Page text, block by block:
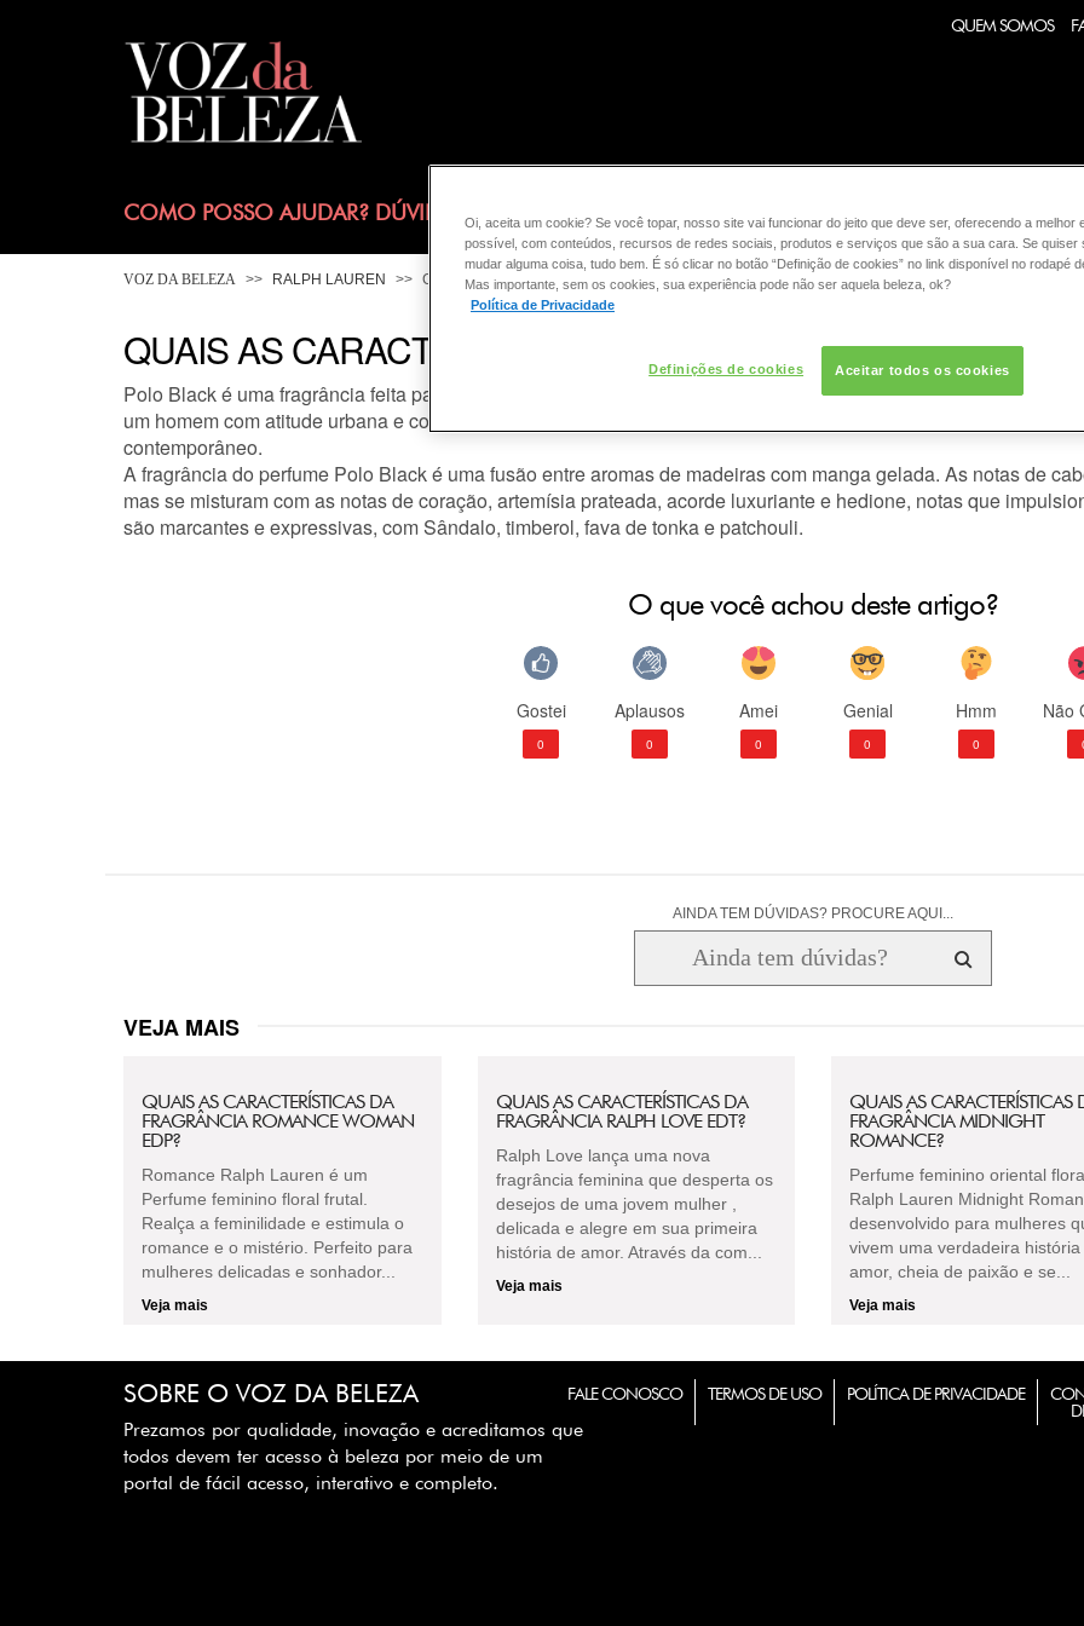
QUEM SOMOS
COMO POSSO AJUDAR? DÚVIDAS SOBRE: FRAGRÂNCIA CONSULTORIA DE PRODUTOS RALPH
VOZ DA BELEZA RALPH LAUREN CONSULTORIA DE PRODUTOS RALPH LAUREN
QUAIS AS CARACTERÍSTICAS DA FRAGRÂNCIA POLO
Polo Black é uma fragrância feita para homens seguros e sofisticados, seguros e modernos. O Perfume Polo
um homem com atitude urbana e confiante. Polo Black explora prazeres e paixões de um homem,
contemporâneo.
A fragrância do perfume Polo Black é uma fusão entre aromas de madeiras com manga gelada. As notas de
mas se misturam com as notas de coração, artemísia prateada, acorde luxuriante e hedione, notas que
são marcantes e expressivas, com Sândalo, timberol, fava de tonka e patchouli.
O que você achou deste artigo?
Gostei
0
Aplausos
0
Amei
0
Genial
0
Hmm
0
Não
AINDA TEM DÚVIDAS? PROCURE AQUI...
VEJA MAIS
QUAIS AS CARACTERÍSTICAS DA
FRAGRÂNCIA ROMANCE WOMAN
EDP?
Romance Ralph Lauren é um
Perfume feminino floral frutal.
Realça a feminilidade e estimula o
romance e o mistério. Perfeito para
mulheres delicadas e sonhador...
Veja mais
QUAIS AS CARACTERÍSTICAS DA
FRAGRÂNCIA RALPH LOVE EDT?
Ralph Love lança uma nova
fragrância feminina que desperta os
desejos de uma jovem mulher ,
delicada e alegre em sua primeira
história de amor. Através da com...
Veja mais
QUAIS AS CARACTERÍSTICAS
FRAGRÂNCIA MIDNIGHT
ROMANCE?
Perfume feminino oriental
Ralph Lauren Midnight
desenvolvido para mulheres
vivem uma verdadeira história
amor, cheia de paixão e se...
Veja mais
SOBRE O VOZ DA BELEZA
Prezamos por qualidade, inovação e acreditamos que
todos devem ter acesso à beleza por meio de um
portal de fácil acesso, interativo e completo.
FALE CONOSCO TERMOS DE USO POLÍTICA DE PRIVACIDADE
Oi, aceita um cookie? Se você topar, nosso site vai funcionar do jeito que deve ser, oferecendo a melhor
possível, com conteúdos, recursos de redes sociais, produtos e serviços que são a sua cara. Se quiser
mudar alguma coisa, tudo bem. É só clicar no botão “Definição de cookies” no link disponível no rodapé
Mas importante, sem os cookies, sua experiência pode não ser aquela beleza, ok?
Política de Privacidade
Definições de cookies Aceitar todos os cookies